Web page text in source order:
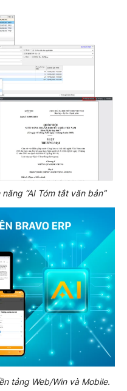
“AI Tóm tắt văn bản”
tảng Web/Win và Mobile.